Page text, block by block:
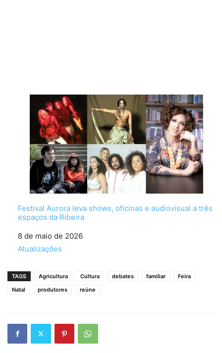
Festival Aurora leva shows, oficinas e audiovisual a três
espaços da Ribeira
Data
8 de maio de 2026
Em relação a
Atualizações
TAGS Agricultura Cultura debates familiar
Feira
Natal
produtores reúne